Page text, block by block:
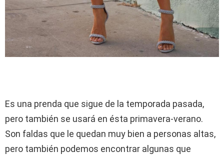
Es una prenda que sigue de la temporada pasada,
pero también se usará en ésta primavera-verano.
Son faldas que le quedan muy bien a personas altas,
pero también podemos encontrar algunas que